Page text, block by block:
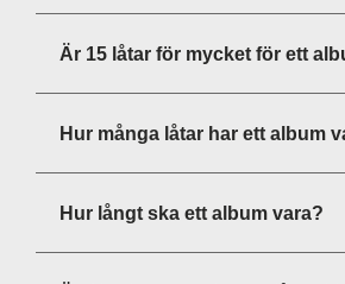
Är 15 låtar för mycket för ett
Hur många låtar har ett album
Hur långt ska ett album vara?